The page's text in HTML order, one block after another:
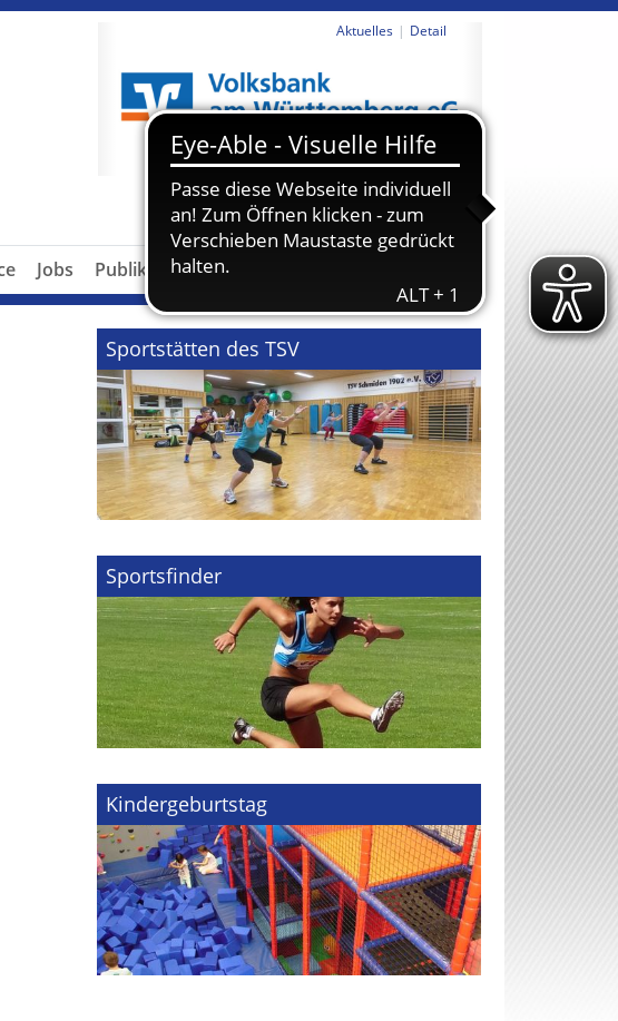
Aktuelles Detail
Previous Next
Jobs Publikationen
Sportstätten des TSV
Sportsfinder
Kindergeburtstag